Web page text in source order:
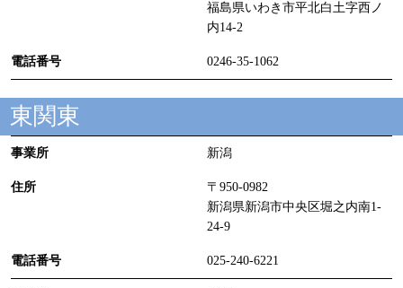
福島県いわき市平北白土字西ノ
内14-2
0246-35-1062
東関東
新潟
〒950-0982
新潟県新潟市中央区堀之内南1-
24-9
025-240-6221